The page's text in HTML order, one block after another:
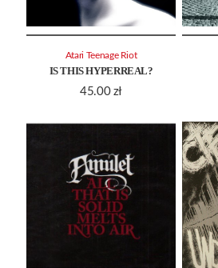
IS THIS HYPERREAL?
45.00 zł
Atari Teenage Riot